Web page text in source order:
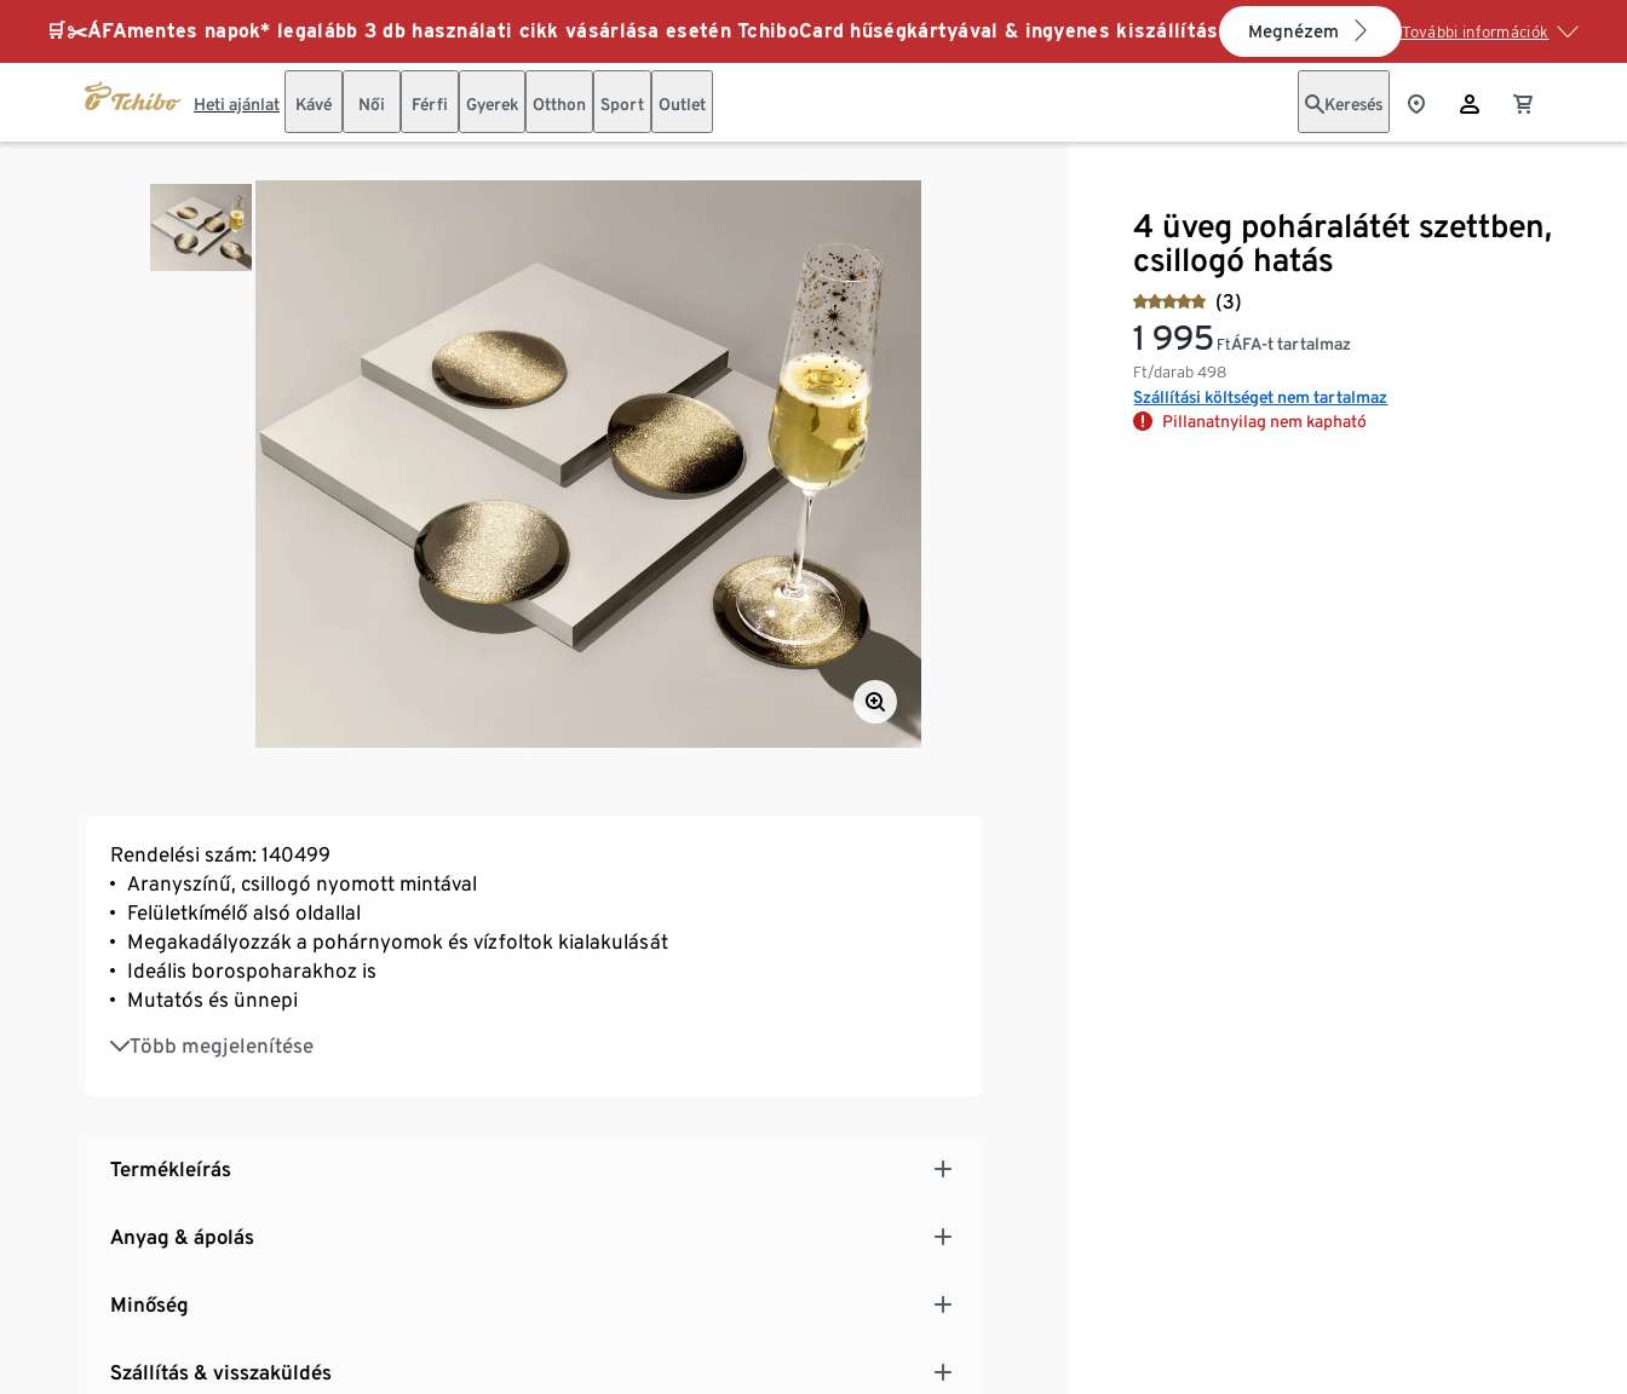
🛒✂️ÁFAmentes napok* legalább 3 db használati cikk vásárlása esetén TchiboCard hűségkártyával & ingyenes kiszállítás Megnézem További információk
Heti ajánlat Kávé Női Férfi Gyerek Otthon Sport Outlet Keresés
4 üveg poháralátét szettben,
csillogó hatás
(3)
1 995 Ft
Ft/darab498
ÁFA-t tartalmaz
Szállítási költséget nem tartalmaz
Pillanatnyilag nem kapható
Rendelési szám: 140499
Aranyszínű, csillogó nyomott mintával
Felületkímélő alsó oldallal
Megakadályozzák a pohárnyomok és vízfoltok kialakulását
Ideális borospoharakhoz is
Mutatós és ünnepi
Több megjelenítése
Minden étkezőasztalon elegáns hatást keltenek
Ø egyenként kb. 10 cm
Termékleírás
Anyag & ápolás
Minőség
Szállítás & visszaküldés